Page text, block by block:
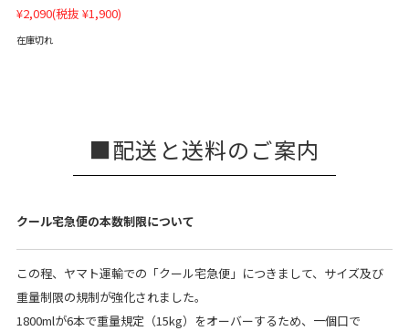
¥2,090(税抜 ¥1,900)
在庫切れ
配送と送料のご案内
クール宅急便の本数制限について
この程、ヤマト運輸での「クール宅急便」につきまして、サイズ及び
重量制限の規制が強化されました。
1800mlが6本で重量規定（15kg）をオーバーするため、一個口で